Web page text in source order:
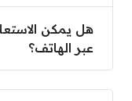
هل يمكن
عبر الهاتف؟